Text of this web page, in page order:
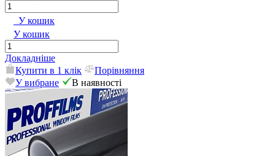
У кошик
У кошик
Докладніше
Купити в 1 клік
Порівняння
У вибране
В наявності